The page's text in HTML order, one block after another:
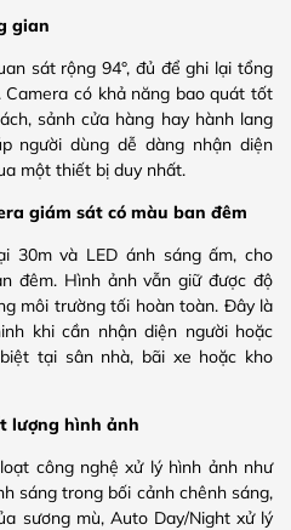
gian
sát rộng 94°, đủ để ghi lại tổng
có khả năng bao quát tốt
sảnh cửa hàng hay hành lang
người dùng dễ dàng nhận diện
một thiết bị duy nhất.
giám sát có màu ban đêm
30m và LED ánh sáng ấm, cho
đêm. Hình ảnh vẫn giữ được độ
môi trường tối hoàn toàn. Đây là
khi cần nhận diện người hoặc
tại sân nhà, bãi xe hoặc kho
lượng hình ảnh
công nghệ xử lý hình ảnh như
sáng trong bối cảnh chênh sáng,
sương mù, Auto Day/Night xử lý